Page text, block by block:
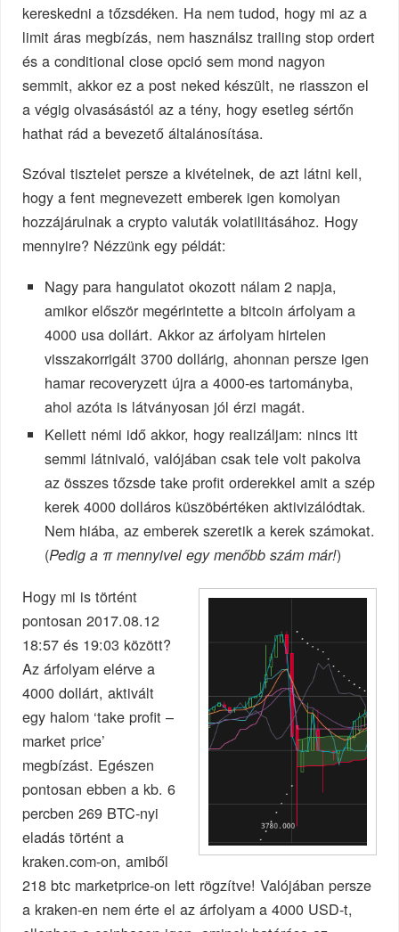
kereskedni a tőzsdéken. Ha nem tudod, hogy mi az a
limit áras megbízás, nem használsz trailing stop ordert
és a conditional close opció sem mond nagyon
semmit, akkor ez a post neked készült, ne riasszon el
a végig olvasásástól az a tény, hogy esetleg sértőn
hathat rád a bevezető általánosítása.
Szóval tisztelet persze a kivételnek, de azt látni kell,
hogy a fent megnevezett emberek igen komolyan
hozzájárulnak a crypto valuták volatilitásához. Hogy
mennyire? Nézzünk egy példát:
Nagy para hangulatot okozott nálam 2 napja,
amikor először megérintette a bitcoin árfolyam a
4000 usa dollárt. Akkor az árfolyam hirtelen
visszakorrigált 3700 dollárig, ahonnan persze igen
hamar recoveryzett újra a 4000-es tartományba,
ahol azóta is látványosan jól érzi magát.
Kellett némi idő akkor, hogy realizáljam: nincs itt
semmi látnivaló, valójában csak tele volt pakolva
az összes tőzsde take profit orderekkel amit a szép
kerek 4000 dolláros küszöbértéken aktivizálódtak.
Nem hiába, az emberek szeretik a kerek számokat.
(Pedig a π mennyivel egy menőbb szám már!)
Hogy mi is történt
pontosan 2017.08.12
18:57 és 19:03 között?
Az árfolyam elérve a
4000 dollárt, aktivált
egy halom ‘take profit –
market price’
megbízást. Egészen
pontosan ebben a kb. 6
percben 269 BTC-nyi
eladás történt a
kraken.com-on, amiből
218 btc marketprice-on lett rögzítve! Valójában persze
a kraken-en nem érte el az árfolyam a 4000 USD-t,